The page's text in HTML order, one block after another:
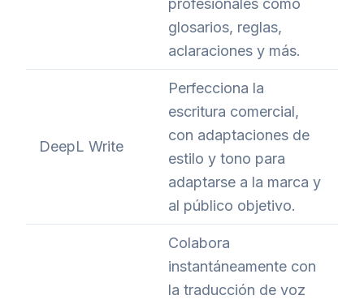
profesionales como
glosarios, reglas,
aclaraciones y más.
DeepL Write
Perfecciona la
escritura comercial,
con adaptaciones de
estilo y tono para
adaptarse a la marca y
al público objetivo.
Colabora
instantáneamente con
la traducción de voz